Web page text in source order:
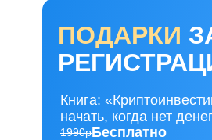
Книга:
начать, когда нет
1990рБесплатно
ПОДАРКИ